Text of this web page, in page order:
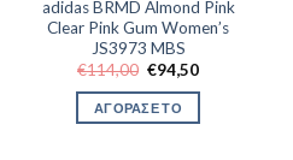
adidas BRMD Almond Pink
Clear Pink Gum Women’s
JS3973 MBS
€114,00 Original
price
was:
€114,00.
€94,50Η
ΑΓΟΡΑΣΕ ΤΟ